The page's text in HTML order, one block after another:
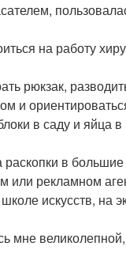
на работу
рюкзак,
и
в саду и яйца в
раскопки в
или рекламном
искусств, на
мне